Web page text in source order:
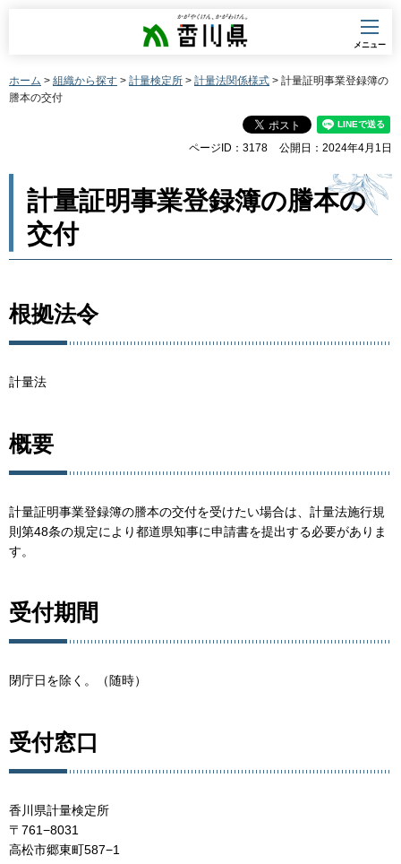
香川県
メニュー
ホーム > 組織から探す > 計量検定所 > 計量法関係様式 > 計量証明事業登録簿の
謄本の交付
ページID：3178 公開日：2024年4月1日
計量証明事業登録簿の謄本の
交付
根拠法令
計量法
概要
計量証明事業登録簿の謄本の交付を受けたい場合は、計量法施行規
則第48条の規定により都道県知事に申請書を提出する必要がありま
す。
受付期間
閉庁日を除く。（随時）
受付窓口
香川県計量検定所
〒761−8031
高松市郷東町587−1